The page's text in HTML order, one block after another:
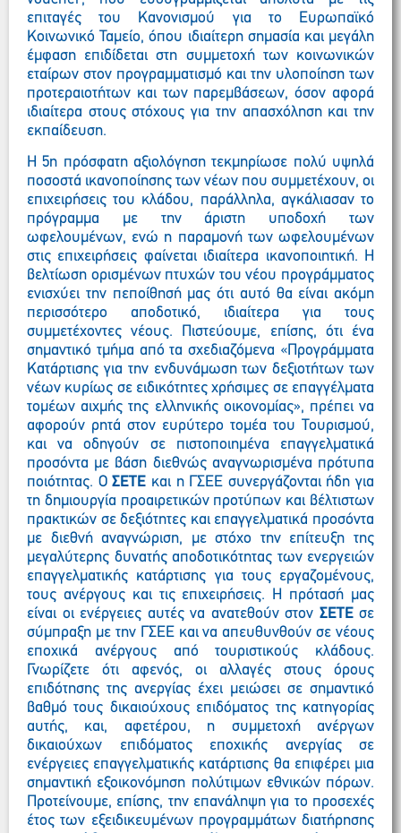
επιταγές του Κανονισμού για το Ευρωπαϊκό
Κοινωνικό Ταμείο, όπου ιδιαίτερη σημασία και μεγάλη
έμφαση επιδίδεται στη συμμετοχή των κοινωνικών
εταίρων στον προγραμματισμό και την υλοποίηση των
προτεραιοτήτων και των παρεμβάσεων, όσον αφορά
ιδιαίτερα στους στόχους για την απασχόληση και την
εκπαίδευση.
Η 5η πρόσφατη αξιολόγηση τεκμηρίωσε πολύ υψηλά
ποσοστά ικανοποίησης των νέων που συμμετέχουν, οι
επιχειρήσεις του κλάδου, παράλληλα, αγκάλιασαν το
πρόγραμμα με την άριστη υποδοχή των
ωφελουμένων, ενώ η παραμονή των ωφελουμένων
στις επιχειρήσεις φαίνεται ιδιαίτερα ικανοποιητική. Η
βελτίωση ορισμένων πτυχών του νέου προγράμματος
ενισχύει την πεποίθησή μας ότι αυτό θα είναι ακόμη
περισσότερο αποδοτικό, ιδιαίτερα για τους
συμμετέχοντες νέους. Πιστεύουμε, επίσης, ότι ένα
σημαντικό τμήμα από τα σχεδιαζόμενα «Προγράμματα
Κατάρτισης για την ενδυνάμωση των δεξιοτήτων των
νέων κυρίως σε ειδικότητες χρήσιμες σε επαγγέλματα
τομέων αιχμής της ελληνικής οικονομίας», πρέπει να
αφορούν ρητά στον ευρύτερο τομέα του Τουρισμού,
και να οδηγούν σε πιστοποιημένα επαγγελματικά
προσόντα με βάση διεθνώς αναγνωρισμένα πρότυπα
ποιότητας. ΟΣΕΤΕ και η ΓΣΕΕ συνεργάζονται ήδη για
τη δημιουργία προαιρετικών προτύπων και βέλτιστων
πρακτικών σε δεξιότητες και επαγγελματικά προσόντα
με διεθνή αναγνώριση, με στόχο την επίτευξη της
μεγαλύτερης δυνατής αποδοτικότητας των ενεργειών
επαγγελματικής κατάρτισης για τους εργαζομένους,
τους ανέργους και τις επιχειρήσεις. Η πρότασή μας
είναι οι ενέργειες αυτές να ανατεθούν στον ΣΕΤΕσε
σύμπραξη με την ΓΣΕΕ και να απευθυνθούν σε νέους
εποχικά ανέργους από τουριστικούς κλάδους.
Γνωρίζετε ότι αφενός, οι αλλαγές στους όρους
επιδότησης της ανεργίας έχει μειώσει σε σημαντικό
βαθμό τους δικαιούχους επιδόματος της κατηγορίας
αυτής, και, αφετέρου, η συμμετοχή ανέργων
δικαιούχων επιδόματος εποχικής ανεργίας σε
ενέργειες επαγγελματικής κατάρτισης θα επιφέρει μια
σημαντική εξοικονόμηση πολύτιμων εθνικών πόρων.
Προτείνουμε, επίσης, την επανάληψη για το προσεχές
έτος των εξειδικευμένων προγραμμάτων διατήρησης